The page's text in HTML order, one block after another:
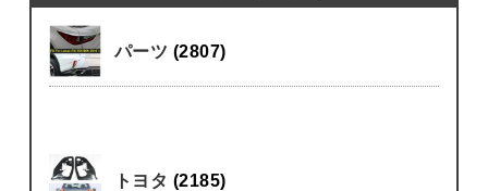
パーツ (2807)
トヨタ (2185)